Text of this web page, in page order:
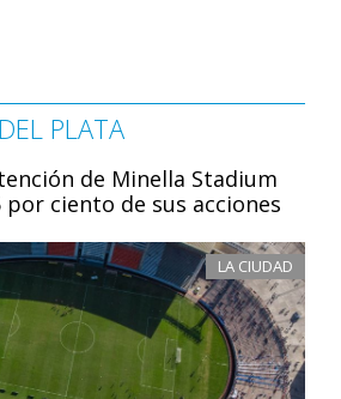
PLATA
de Minella Stadium
por ciento de sus acciones
LA CIUDAD